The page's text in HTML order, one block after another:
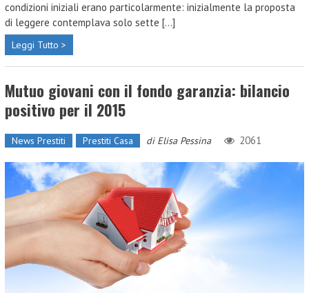
condizioni iniziali erano particolarmente: inizialmente la proposta
di leggere contemplava solo sette [...]
Leggi Tutto >
Mutuo giovani con il fondo garanzia: bilancio
positivo per il 2015
News Prestiti Prestiti Casa di Elisa Pessina 2061